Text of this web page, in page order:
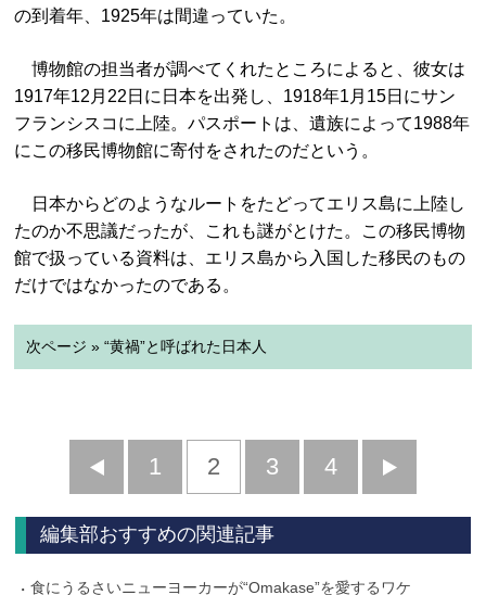
の到着年、1925年は間違っていた。
博物館の担当者が調べてくれたところによると、彼女は
1917年12月22日に日本を出発し、1918年1月15日にサン
フランシスコに上陸。パスポートは、遺族によって1988年
にこの移民博物館に寄付をされたのだという。
日本からどのようなルートをたどってエリス島に上陸し
たのか不思議だったが、これも謎がとけた。この移民博物
館で扱っている資料は、エリス島から入国した移民のもの
だけではなかったのである。
次ページ » “黄禍”と呼ばれた日本人
前
へ
1 2 3 4
へ
編集部おすすめの関連記事
食にうるさいニューヨーカーが“Omakase”を愛するワケ